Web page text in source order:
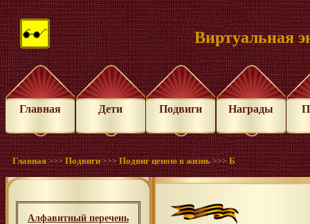
Виртуальная
Главная Дети Подвиги Награды
Главная >>>Подвиги >>>Подвиг ценою в жизнь >>>Б
Алфавитный перечень